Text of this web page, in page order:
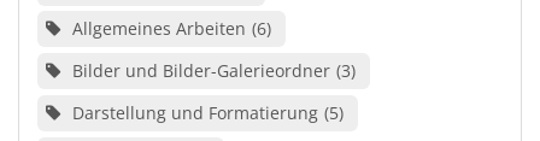
Allgemeines Arbeiten 6
Bilder und Bilder-Galerieordner 3
Darstellung und Formatierung 5